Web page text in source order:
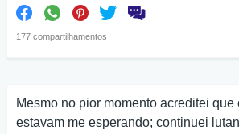
177 compartilhamentos
Mesmo no pior momento acreditei que
estavam me esperando; continuei